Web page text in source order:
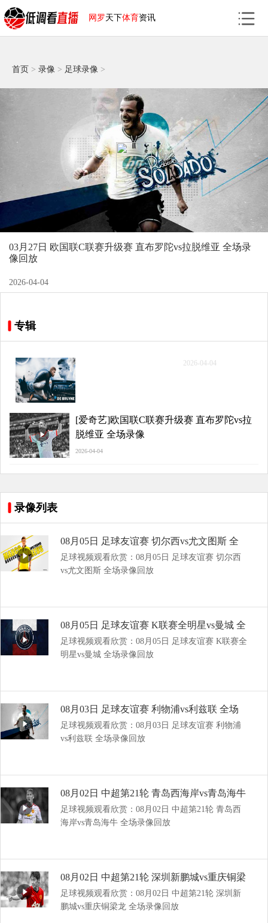
网罗天下体育资讯
首页 > 录像 > 足球录像 >
03月27日 欧国联C联赛升级赛 直布罗陀vs拉脱维亚 全场录
像回放
2026-04-04
专辑
2026-04-04
[爱奇艺]欧国联C联赛升级赛 直布罗陀vs拉
脱维亚 全场录像
2026-04-04
录像列表
08月05日 足球友谊赛 切尔西vs尤文图斯 全
场录像回放
足球视频观看欣赏：08月05日 足球友谊赛 切尔西
vs尤文图斯 全场录像回放
08月05日 足球友谊赛 K联赛全明星vs曼城 全
场录像回放
足球视频观看欣赏：08月05日 足球友谊赛 K联赛全
明星vs曼城 全场录像回放
08月03日 足球友谊赛 利物浦vs利兹联 全场
录像回放
足球视频观看欣赏：08月03日 足球友谊赛 利物浦
vs利兹联 全场录像回放
08月02日 中超第21轮 青岛西海岸vs青岛海牛
全场录像回放
足球视频观看欣赏：08月02日 中超第21轮 青岛西
海岸vs青岛海牛 全场录像回放
08月02日 中超第21轮 深圳新鹏城vs重庆铜梁
龙 全场录像回放
足球视频观看欣赏：08月02日 中超第21轮 深圳新
鹏城vs重庆铜梁龙 全场录像回放